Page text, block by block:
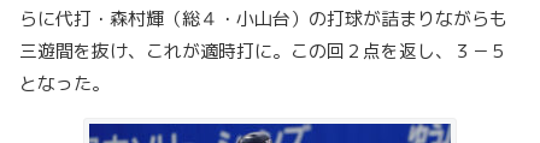
らに代打・森村輝（総４・小山台）の打球が詰まりながらも
三遊間を抜け、これが適時打に。この回２点を返し、３－５
となった。